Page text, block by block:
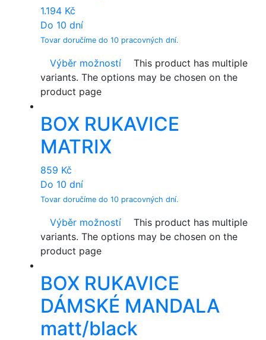
1.194 Kč
Do 10 dní
Tovar doručíme do 10 pracovných dní.
Výběr možností
This product has multiple
variants. The options may be chosen on the
product page
BOX RUKAVICE
MATRIX
859 Kč
Do 10 dní
Tovar doručíme do 10 pracovných dní.
Výběr možností
This product has multiple
variants. The options may be chosen on the
product page
BOX RUKAVICE
DÁMSKÉ MANDALA
matt/black